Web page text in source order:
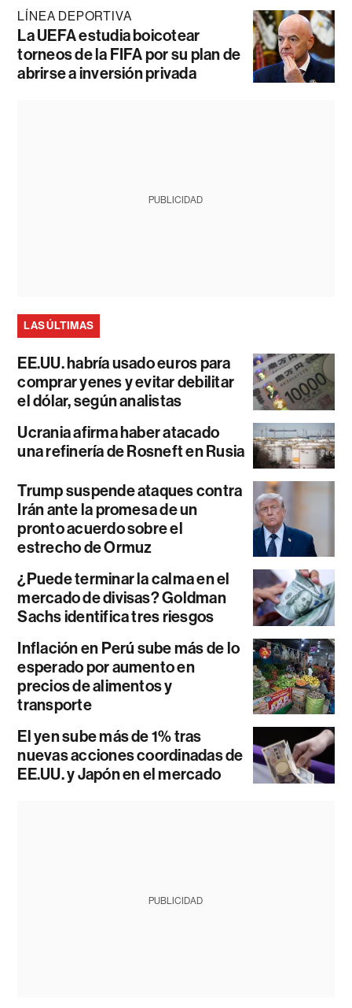
LÍNEA DEPORTIVA
La UEFA estudia boicotear
torneos de la FIFA por su plan de
abrirse a inversión privada
PUBLICIDAD
LAS ÚLTIMAS
EE.UU. habría usado euros para
comprar yenes y evitar debilitar
el dólar, según analistas
Ucrania afirma haber atacado
una refinería de Rosneft en Rusia
Trump suspende ataques contra
Irán ante la promesa de un
pronto acuerdo sobre el
estrecho de Ormuz
¿Puede terminar la calma en el
mercado de divisas? Goldman
Sachs identifica tres riesgos
Inflación en Perú sube más de lo
esperado por aumento en
precios de alimentos y
transporte
El yen sube más de 1% tras
nuevas acciones coordinadas de
EE.UU. y Japón en el mercado
PUBLICIDAD